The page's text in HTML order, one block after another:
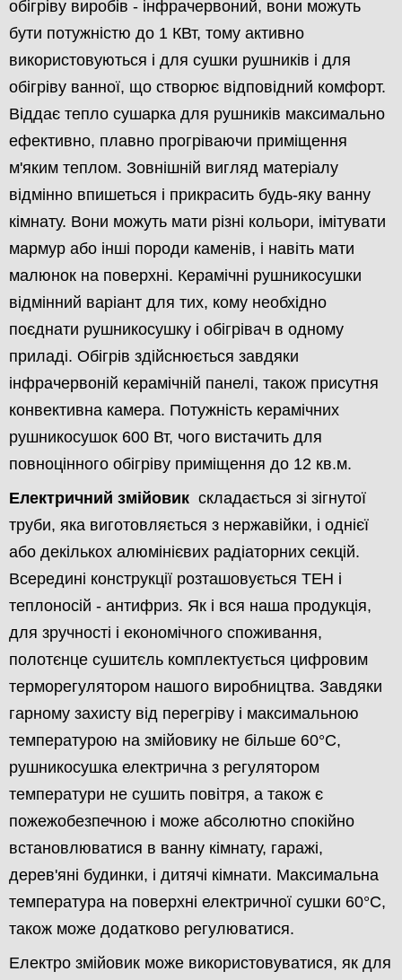
обігріву виробів - інфрачервоний, вони можуть
бути потужністю до 1 КВт, тому активно
використовуються і для сушки рушників і для
обігріву ванної, що створює відповідний комфорт.
Віддає тепло сушарка для рушників максимально
ефективно, плавно прогріваючи приміщення
м'яким теплом. Зовнішній вигляд матеріалу
відмінно впишеться і прикрасить будь-яку ванну
кімнату. Вони можуть мати різні кольори, імітувати
мармур або інші породи каменів, і навіть мати
малюнок на поверхні. Керамічні рушникосушки
відмінний варіант для тих, кому необхідно
поєднати рушникосушку і обігрівач в одному
приладі. Обігрів здійснюється завдяки
інфрачервоній керамічній панелі, також присутня
конвективна камера. Потужність керамічних
рушникосушок 600 Вт, чого вистачить для
повноцінного обігріву приміщення до 12 кв.м.
Електричний змійовик складається зі зігнутої
труби, яка виготовляється з нержавійки, і однієї
або декількох алюмінієвих радіаторних секцій.
Всередині конструкції розташовується ТЕН і
теплоносій - антифриз. Як і вся наша продукція,
для зручності і економічного споживання,
полотєнце сушитєль комплектується цифровим
терморегулятором нашого виробництва. Завдяки
гарному захисту від перегріву і максимальною
температурою на змійовику не більше 60°С,
рушникосушка електрична з регулятором
температури не сушить повітря, а також є
пожежобезпечною і може абсолютно спокійно
встановлюватися в ванну кімнату, гаражі,
дерев'яні будинки, і дитячі кімнати. Максимальна
температура на поверхні електричної сушки 60°С,
також може додатково регулюватися.
Електро змійовик може використовуватися, як для